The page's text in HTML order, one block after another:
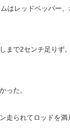
はレッドペッパー
まで2センチ足りず
った。
走られてロッドを満